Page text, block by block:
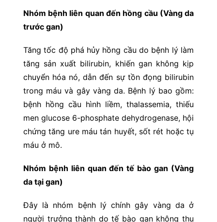
Nhóm bệnh liên quan đến hồng cầu (Vàng da
trước gan)
Tăng tốc độ phá hủy hồng cầu do bệnh lý làm
tăng sản xuất bilirubin, khiến gan không kịp
chuyển hóa nó, dẫn đến sự tồn đọng bilirubin
trong máu và gây vàng da. Bệnh lý bao gồm:
bệnh hồng cầu hình liềm, thalassemia, thiếu
men glucose 6-phosphate dehydrogenase, hội
chứng tăng ure máu tán huyết, sốt rét hoặc tụ
máu ở mô.
Nhóm bệnh liên quan đến tế bào gan (Vàng
da tại gan)
Đây là nhóm bệnh lý chính gây vàng da ở
người trưởng thành do tế bào gan không thu